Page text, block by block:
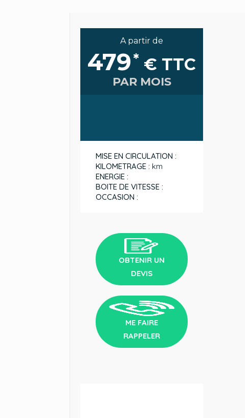
A partir de
479
* € TTC
PAR MOIS
MISE EN CIRCULATION :
KILOMETRAGE : km
ENERGIE :
BOITE DE VITESSE :
OCCASION :
OBTENIR UN
DEVIS
ME FAIRE
RAPPELER